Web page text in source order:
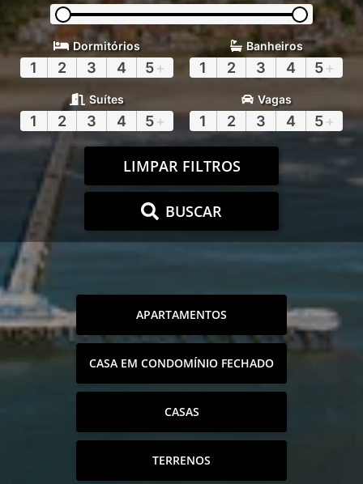
Dormitórios
1 2 3 4 5+
Banheiros
1 2 3 4 5+
Suítes
1 2 3 4 5+
Vagas
1 2 3 4 5+
LIMPAR FILTROS
BUSCAR
APARTAMENTOS
CASA EM CONDOMÍNIO FECHADO
CASAS
TERRENOS